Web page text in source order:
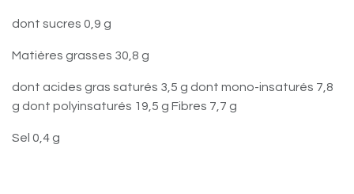
dont sucres 0,9 g
Matières grasses 30,8 g
dont acides gras saturés 3,5 g dont mono-insaturés 7,8
g dont polyinsaturés 19,5 g Fibres 7,7 g
Sel 0,4 g